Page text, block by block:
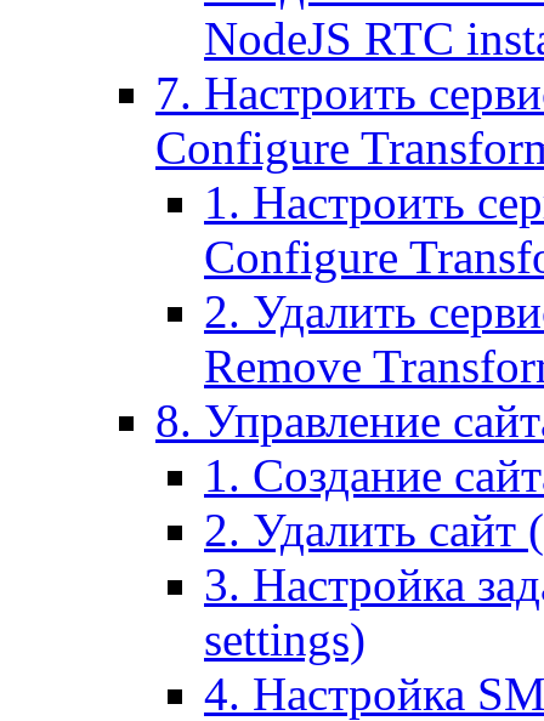
NodeJS RTC
7. Настроить
Configure
1. Настроить
Configure
2. Удалить
Remove
8. Управление
1. Создание
2. Удалить сайт
3. Настройка
settings)
4. Настройка